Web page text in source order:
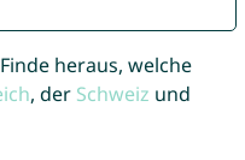
heraus, welche
, der Schweiz und